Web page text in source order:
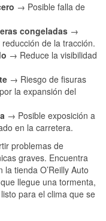
→ Posible falla de
congeladas →
de la tracción.
→ Reduce la visibilidad
→ Riesgo de fisuras
la expansión del
→ Posible exposición a
en la carretera.
problemas de
graves. Encuentra
tienda O’Reilly Auto
llegue una tormenta,
para el clima que se